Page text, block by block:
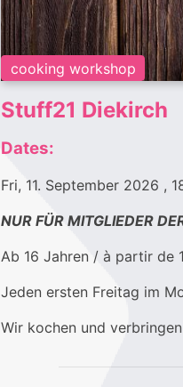
cooking workshop
Stuff21 Diekirch
Dates:
Fri, 11. September 2026 ,
NUR FÜR MITGLIEDER
Ab 16 Jahren / à partir de
Jeden ersten Freitag im
Wir kochen und